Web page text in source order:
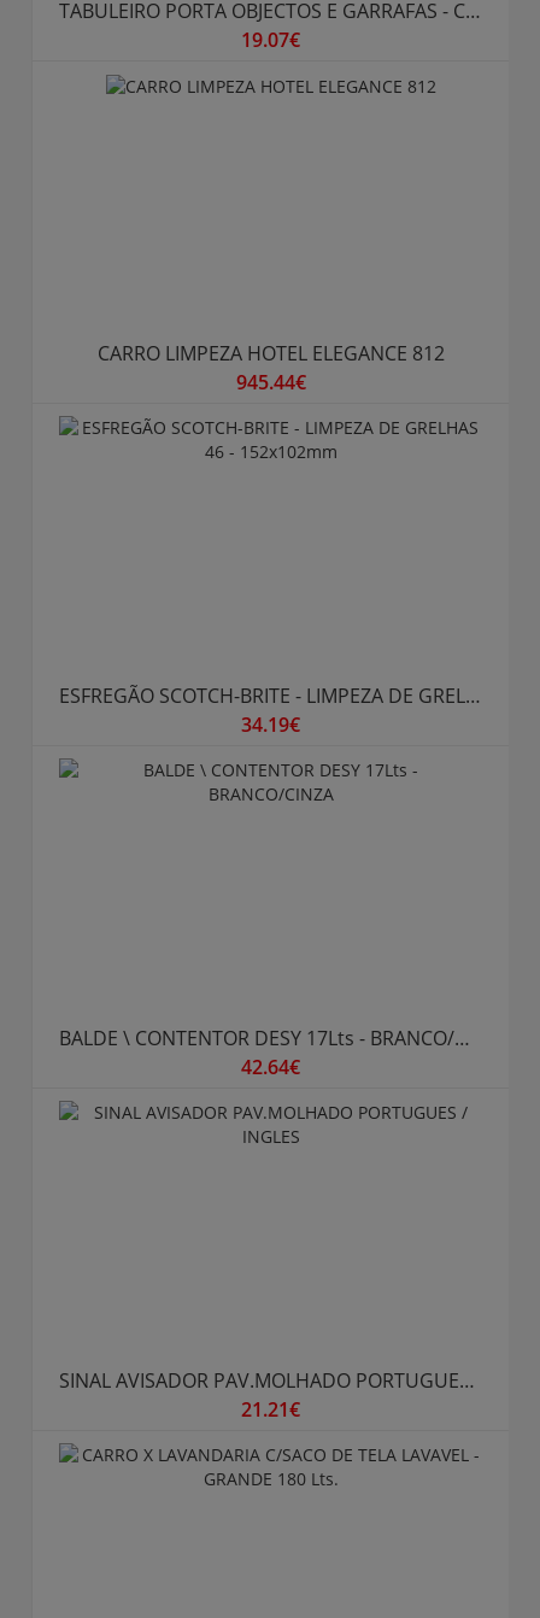
TABULEIRO PORTA OBJECTOS E GARRAFAS - CINZENTO
19.07€
CARRO LIMPEZA HOTEL ELEGANCE 812
945.44€
ESFREGÃO SCOTCH-BRITE - LIMPEZA DE GRELHAS 46 - 152x102mm
34.19€
BALDE \ CONTENTOR DESY 17Lts - BRANCO/CINZA
42.64€
SINAL AVISADOR PAV.MOLHADO PORTUGUES / INGLES
21.21€